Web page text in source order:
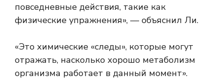
повседневные действия, такие как
физические упражнения», — объяснил Ли.
«Это химические «следы», которые могут
отражать, насколько хорошо метаболизм
организма работает в данный момент».